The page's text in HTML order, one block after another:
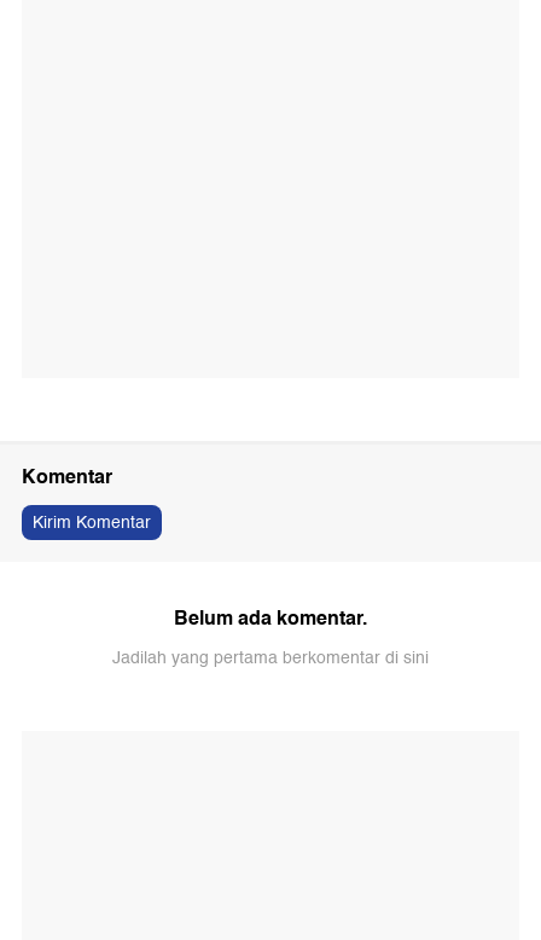
Komentar
Kirim Komentar
Belum ada komentar.
Jadilah yang pertama berkomentar di sini